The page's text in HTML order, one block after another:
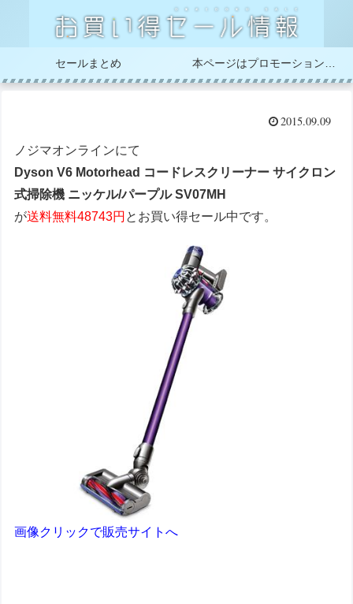
セールまとめ
2015.09.09
ノジマオンラインにて
Dyson V6 Motorhead コードレスクリーナー サイクロン
式掃除機 ニッケル/パープル SV07MH
が送料無料48743円 とお買い得セール中です。
画像クリックで販売サイトへ